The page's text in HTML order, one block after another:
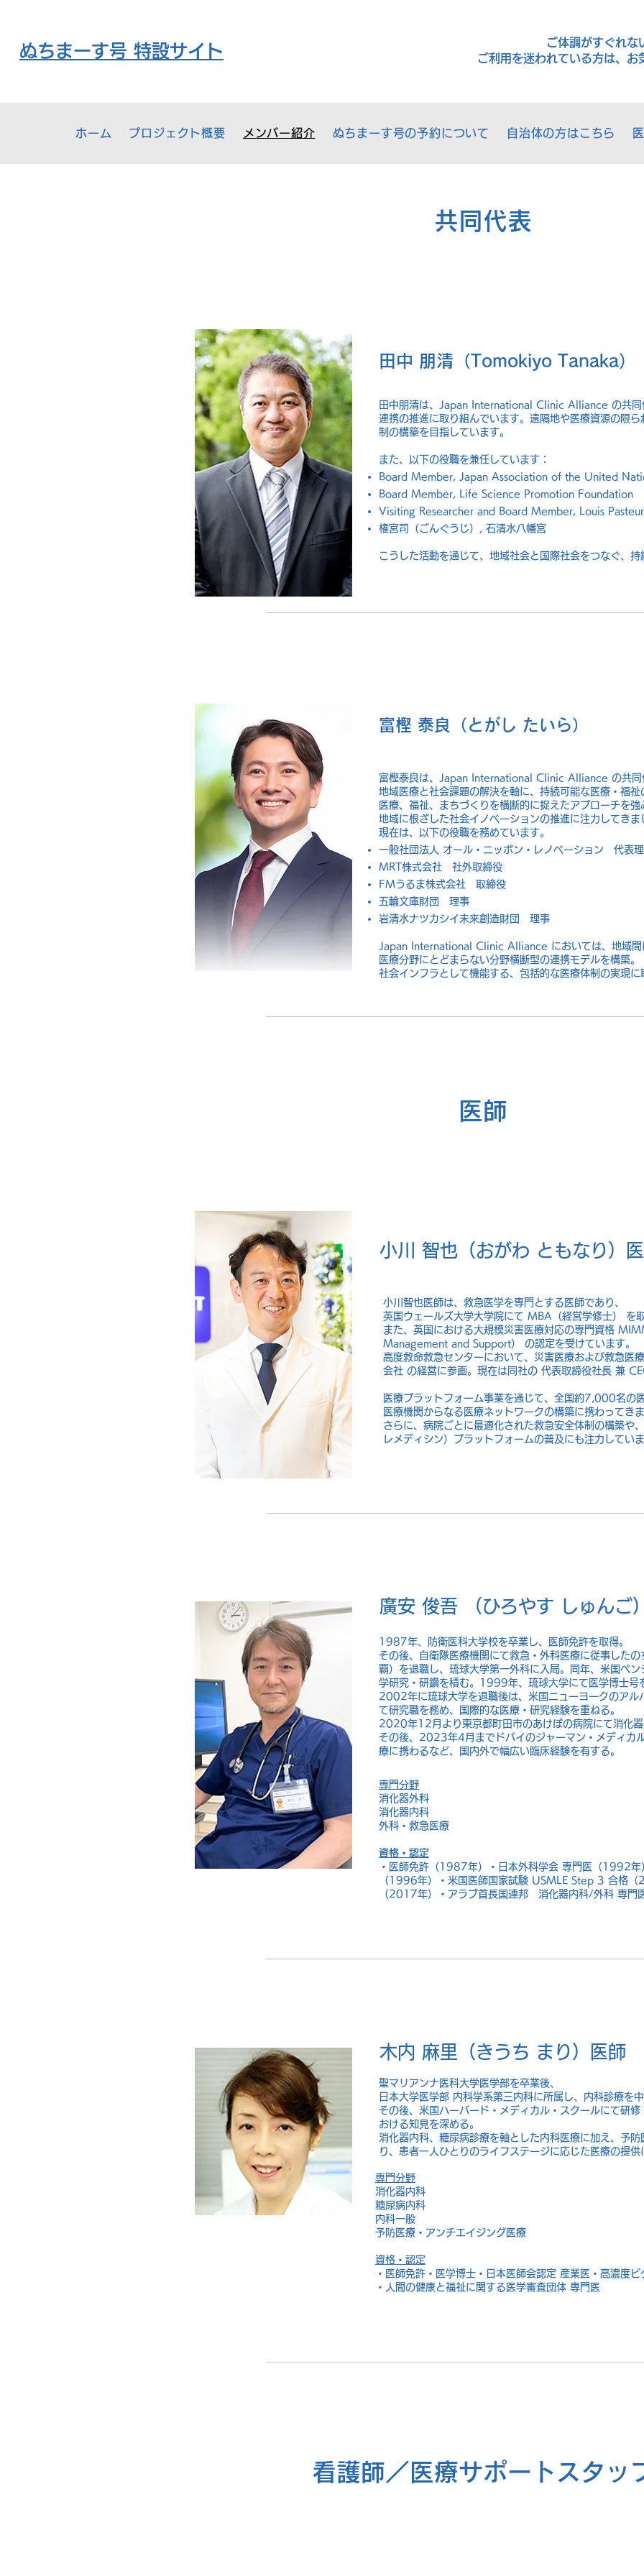
​ぬちまーす号 特設サイト
ご体調がすぐれな
ご利用を迷われている方は、
ホーム プロジェクト概要 メンバー紹介 ぬちまーす号の予約について 自治体の方はこちら
共同代表
田中 朋清（Tomokiyo Tanaka）
田中朋清は、Japan International Clinic Alliance の共同
連携の推進に取り組んでいます。遠隔地や医療資源の限
制の構築を目指しています。
また、以下の役職を兼任しています：
Board Member, Japan Association of the United
Board Member, Life Science Promotion Foundation
Visiting Researcher and Board Member, Louis
権宮司（ごんぐうじ）, 石清水八幡宮
こうした活動を通じて、地域社会と国際社会をつなぐ、
富樫 泰良（とがし たいら）
富樫泰良は、Japan International Clinic Alliance の共同
地域医療と社会課題の解決を軸に、持続可能な医療・福祉
医療、福祉、まちづくりを横断的に捉えたアプローチを強
地域に根ざした社会イノベーションの推進に注力してきま
現在は、以下の役職を務めています。
一般社団法人 オール・ニッポン・レノベーション 代表
MRT株式会社 社外取締役
FMうるま株式会社 取締役
五輪文庫財団 理事
岩清水ナツカシイ未来創造財団 理事
Japan International Clinic Alliance においては、地域間
医療分野にとどまらない分野横断型の連携モデルを構築。
社会インフラとして機能する、包括的な医療体制の実現に
医師
小川 智也（おがわ ともなり）
小川智也医師は、救急医学を専門とする医師であり、
英国ウェールズ大学大学院にて MBA（経営学修士） を
また、英国における大規模災害医療対応の専門資格
Management and Support） の認定を受けています。
高度救命救急センターにおいて、災害医療および救急
会社 の経営に参画。現在は同社の 代表取締役社長 兼
医療プラットフォーム事業を通じて、全国約7,000名
医療機関からなる医療ネットワークの構築に携わってきま
さらに、病院ごとに最適化された救急安全体制の構築や
レメディシン）プラットフォームの普及にも注力していま
廣安 俊吾 （ひろやす しゅんご
1987年、防衛医科大学校を卒業し、医師免許を取得。
その後、自衛隊医療機関にて救急・外科医療に従事した
覇）を退職し、琉球大学第一外科に入局。同年、米国ペ
学研究・研鑽を積む。1999年、琉球大学にて医学博士号
2002年に琉球大学を退職後は、米国ニューヨークのアル
て研究職を務め、国際的な医療・研究経験を重ねる。
2020年12月より東京都町田市のあけぼの病院にて消化器
その後、2023年4月までドバイのジャーマン・メディカ
療に携わるなど、国内外で幅広い臨床経験を有する。
専門分野
消化器外科
消化器内科
外科・救急医療
資格・認定
・医師免許（1987年）・日本外科学会 専門医（1992年
（1996年）・米国医師国家試験 USMLE Step 3 合格
（2017年）・アラブ首長国連邦 消化器内科/外科 専門
木内 麻里（きうち まり）医師
聖マリアンナ医科大学医学部を卒業後、
日本大学医学部 内科学系第三内科に所属し、内科診療を
その後、米国ハーバード・メディカル・スクールにて研
おける知見を深める。
消化器内科、糖尿病診療を軸とした内科医療に加え、予
り、患者一人ひとりのライフステージに応じた医療の提供
専門分野
消化器内科
糖尿病内科
内科一般
予防医療・アンチエイジング医療
資格・認定
・医師免許・医学博士・日本医師会認定 産業医・高濃度
・人間の健康と福祉に関する医学審査団体 専門医
看護師／医療サポートスタッ